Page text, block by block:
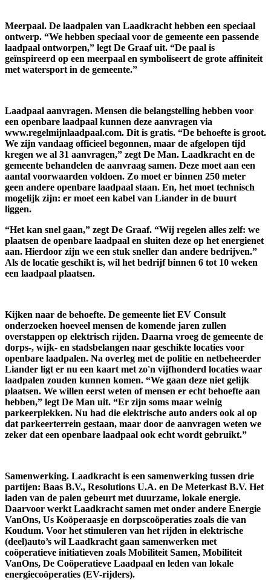
Meerpaal. De laadpalen van Laadkracht hebben een speciaal
ontwerp. “We hebben speciaal voor de gemeente een passende
laadpaal ontworpen,” legt De Graaf uit. “De paal is
geïnspireerd op een meerpaal en symboliseert de grote affiniteit
met watersport in de gemeente.”
Laadpaal aanvragen. Mensen die belangstelling hebben voor
een openbare laadpaal kunnen deze aanvragen via
www.regelmijnlaadpaal.com. Dit is gratis. “De behoefte is groot.
We zijn vandaag officieel begonnen, maar de afgelopen tijd
kregen we al 31 aanvragen,” zegt De Man. Laadkracht en de
gemeente behandelen de aanvraag samen. Deze moet aan een
aantal voorwaarden voldoen. Zo moet er binnen 250 meter
geen andere openbare laadpaal staan. En, het moet technisch
mogelijk zijn: er moet een kabel van Liander in de buurt
liggen.
“Het kan snel gaan,” zegt De Graaf. “Wij regelen alles zelf: we
plaatsen de openbare laadpaal en sluiten deze op het energienet
aan. Hierdoor zijn we een stuk sneller dan andere bedrijven.”
Als de locatie geschikt is, wil het bedrijf binnen 6 tot 10 weken
een laadpaal plaatsen.
Kijken naar de behoefte. De gemeente liet EV Consult
onderzoeken hoeveel mensen de komende jaren zullen
overstappen op elektrisch rijden. Daarna vroeg de gemeente de
dorps-, wijk- en stadsbelangen naar geschikte locaties voor
openbare laadpalen. Na overleg met de politie en netbeheerder
Liander ligt er nu een kaart met zo'n vijfhonderd locaties waar
laadpalen zouden kunnen komen. “We gaan deze niet gelijk
plaatsen. We willen eerst weten of mensen er echt behoefte aan
hebben,” legt De Man uit. “Er zijn soms maar weinig
parkeerplekken. Nu had die elektrische auto anders ook al op
dat parkeerterrein gestaan, maar door de aanvragen weten we
zeker dat een openbare laadpaal ook echt wordt gebruikt.”
Samenwerking. Laadkracht is een samenwerking tussen drie
partijen: Baas B.V., Resolutions U.A. en De Meterkast B.V. Het
laden van de palen gebeurt met duurzame, lokale energie.
Daarvoor werkt Laadkracht samen met onder andere Energie
VanOns, Us Koöperaasje en dorpscoöperaties zoals die van
Koudum. Voor het stimuleren van het rijden in elektrische
(deel)auto’s wil Laadkracht gaan samenwerken met
coöperatieve initiatieven zoals Mobiliteit Samen, Mobiliteit
VanOns, De Coöperatieve Laadpaal en leden van lokale
energiecoöperaties (EV-rijders).